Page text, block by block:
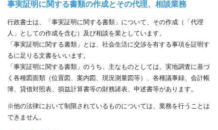
事実証明に関する書類の作成とその代理、相談業務
行政書士は、「事実証明に関する書類」について、その作成（「代理
人」としての作成を含む）及び相談を業としています。
「事実証明に関する書類」とは、社会生活に交渉を有する事項を証明す
るに足りる文書をいいます。
「事実証明に関する書類」のうち、主なものとしては、実地調査に基づ
く各種図面類（位置図、案内図、現況測量図等）、各種議事録、会計帳
簿、貸借対照表、損益計算書等の財務諸表、申述書等があります。
※他の法律において制限されているものについては、業務を行うことは
できません。